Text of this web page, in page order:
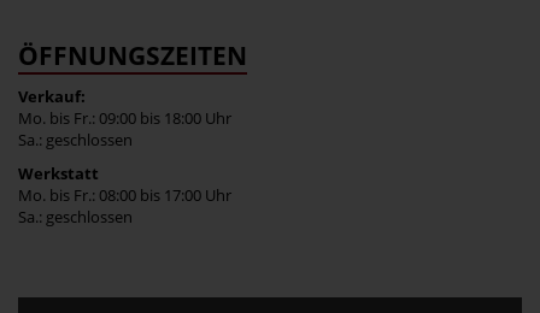
ÖFFNUNGSZEITEN
Verkauf:
Mo. bis Fr.: 09:00 bis 18:00 Uhr
Sa.: geschlossen
Werkstatt
Mo. bis Fr.: 08:00 bis 17:00 Uhr
Sa.: geschlossen